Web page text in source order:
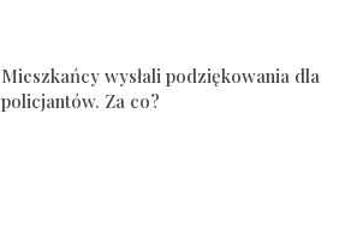
Mieszkańcy wysłali podziękowania dla
policjantów. Za co?